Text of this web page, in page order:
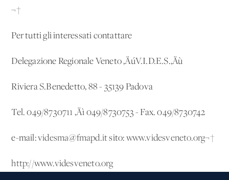
¬†
Per tutti gli interessati contattare
Delegazione Regionale Veneto ‚ÄúV.I.D.E.S.‚Äù
Riviera S.Benedetto, 88 - 35139 Padova
Tel. 049/8730711 ‚Äì 049/8730753 - Fax. 049/8730742
e-mail:videsma@fmapd.itsito: www.videsveneto.org¬†
http://www.videsveneto.org